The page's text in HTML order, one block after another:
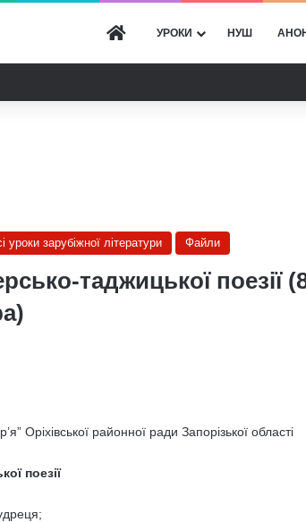
ГОЛОВНА
УРОКИ НУШ
уроки зарубіжної літератури Файли
таджицької поезії
Оріхівської районної ради Запорізької області
поезії